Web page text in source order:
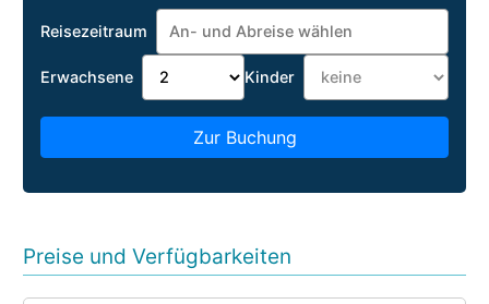
Reisezeitraum
Erwachsene Kinder
Zur Buchung
Preise und Verfügbarkeiten